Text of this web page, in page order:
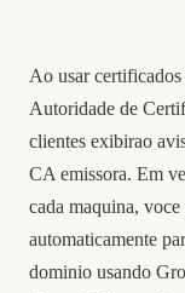
Ao usar
Autoridade de
clientes exibirao
CA emissora. Em
cada maquina,
automaticamente
dominio usando